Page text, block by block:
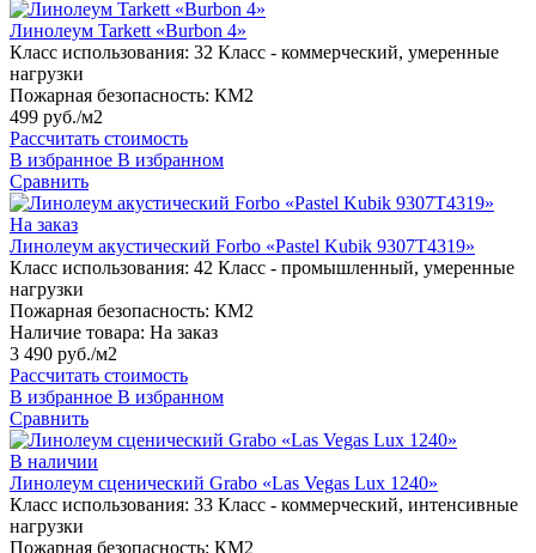
Линолеум Tarkett «Burbon 4»
Класс использования: 32 Класс - коммерческий, умеренные
нагрузки
Пожарная безопасность: КМ2
499 руб./м2
Рассчитать стоимость
В избранное В избранном
Сравнить
На заказ
Линолеум акустический Forbo «Pastel Kubik 9307T4319»
Класс использования: 42 Класс - промышленный, умеренные
нагрузки
Пожарная безопасность: КМ2
Наличие товара: На заказ
3 490 руб./м2
Рассчитать стоимость
В избранное В избранном
Сравнить
В наличии
Линолеум сценический Grabo «Las Vegas Lux 1240»
Класс использования: 33 Класс - коммерческий, интенсивные
нагрузки
Пожарная безопасность: КМ2